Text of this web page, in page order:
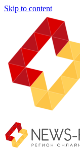
Skip to content